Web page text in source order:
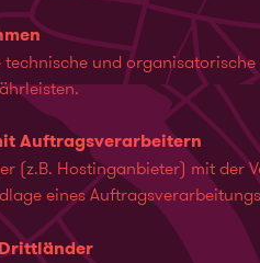
und
Auftragsverarbeitern
(z.B. Hostinganbieter) mit der
eines